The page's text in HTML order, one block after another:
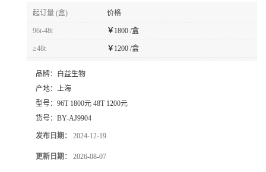
起订量 (盒) 价格
96t-48t ￥ 1800 /盒
≥48t ￥ 1200 /盒
品牌：
白益生物
产地： 上海
型号： 96T 1800元 48T 1200元
货号： BY-AJ9904
发布日期： 2024-12-19
更新日期： 2026-08-07